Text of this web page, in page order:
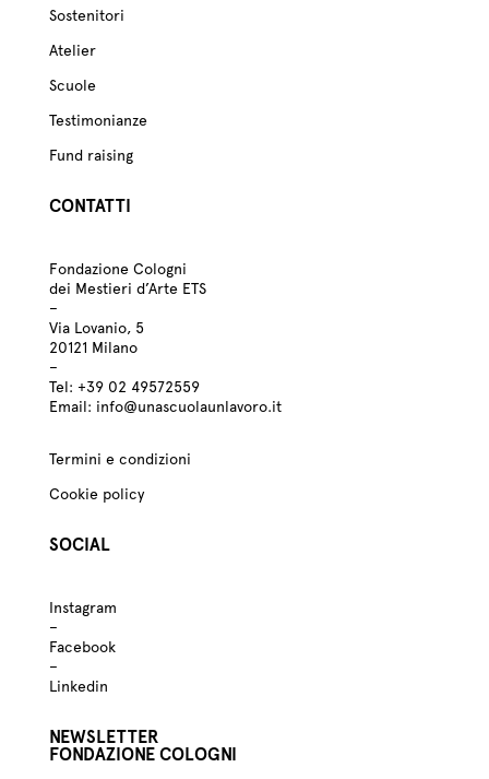
Sostenitori
Atelier
Scuole
Testimonianze
Fund raising
CONTATTI
Fondazione Cologni
dei Mestieri d’Arte ETS
–
Via Lovanio, 5
20121 Milano
–
Tel: +3902 49572559
Email: info@unascuolaunlavoro.it
Termini e condizioni
Cookie policy
SOCIAL
Instagram
–
Facebook
–
Linkedin
NEWSLETTER
FONDAZIONE COLOGNI